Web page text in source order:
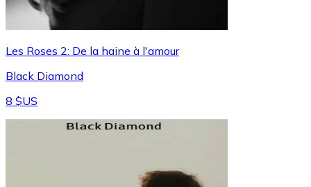
Les Roses 2: De la haine à l'amour
Black Diamond
8 $US